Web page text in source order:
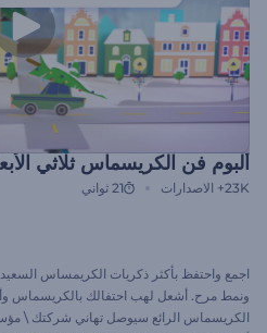
ألبوم فن الكريسماس ثلاثي
23K+ الاصدارات 21 ثواني
اجمع واحتفظ بأكثر ذكريات الكريمساس
ونمط مرح. أشعل لهب احتفالك بالكريسماس
الكريسماس الرائع سيوصل تهاني شركتك \